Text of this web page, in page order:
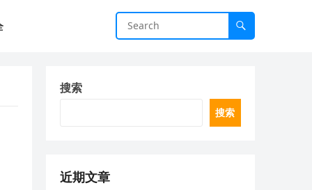
搜索
搜索
近期文章